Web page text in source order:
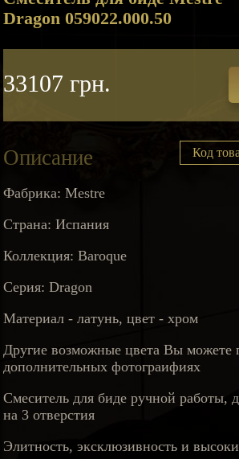
Dragon 059022.000.50
33107 грн.
Описание Код
Фабрика: Mestre
Страна: Испания
Коллекция: Baroque
Серия: Dragon
Материал - латунь, цвет - хром
Другие возможные цвета Вы можете
дополнительных фотограифиях
Смеситель для биде ручной работы,
на 3 отверстия
Элитность, эксклюзивность и